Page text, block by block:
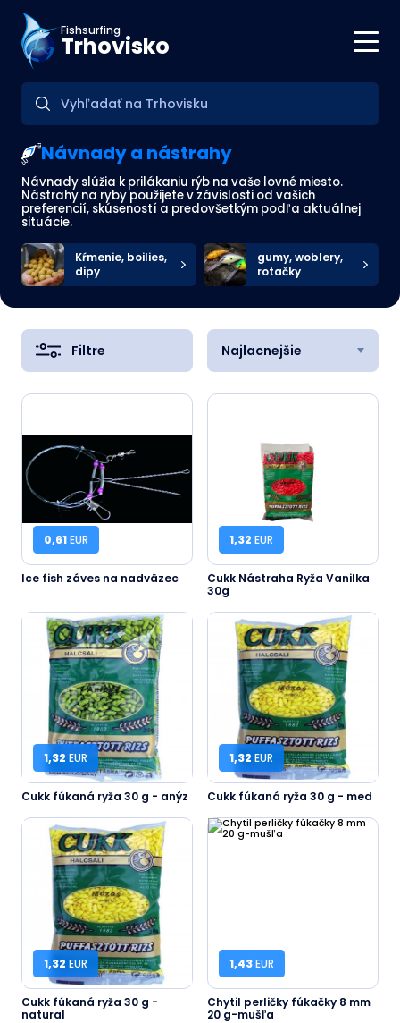
Fishsurfing
Trhovisko
Návnady a nástrahy
Návnady slúžia k prilákaniu rýb na vaše lovné miesto.
Nástrahy na ryby použijete v závislosti od vašich
preferencií, skúseností a predovšetkým podľa aktuálnej
situácie.
Kŕmenie, boilies,
dipy
gumy, woblery,
rotačky
Filtre Najlacnejšie
0,61EUR
Ice fish záves na nadväzec
1,32 EUR
Cukk Nástraha Ryža Vanilka
30g
1,32 EUR
Cukk fúkaná ryža 30 g - anýz
1,32 EUR
Cukk fúkaná ryža 30 g - med
1,32 EUR
Cukk fúkaná ryža 30 g -
natural
1,43EUR
Chytil perličky fúkačky 8 mm
20 g-mušľa